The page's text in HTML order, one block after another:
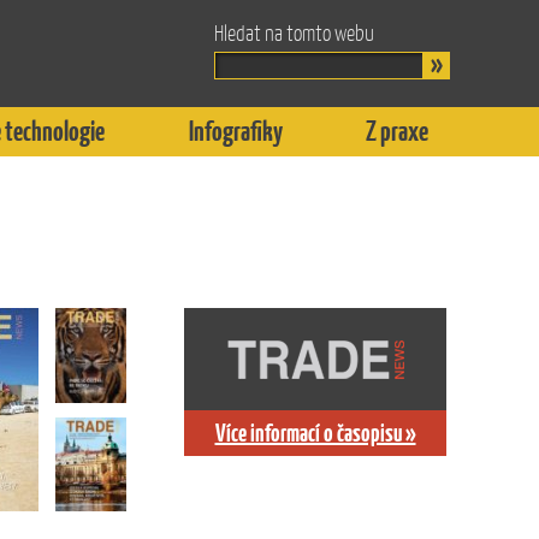
Hledat na tomto webu
technologie Infografiky Z praxe
Více informací o časopisu »